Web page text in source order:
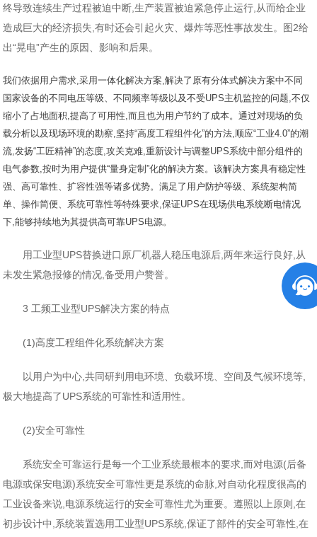
终导致连续生产过程被迫中断,生产装置被迫紧急停止运行,从而给企业
造成巨大的经济损失,有时还会引起火灾、爆炸等恶性事故发生。图2给
出“晃电”产生的原因、影响和后果。
我们依据用户需求,采用一体化解决方案,解决了原有分体式解决方案中不同
国家设备的不同电压等级、不同频率等级以及不受UPS主机监控的问题,不仅
缩小了占地面积,提高了可用性,而且也为用户节约了成本。通过对现场的负
载分析以及现场环境的勘察,坚持“高度工程组件化”的方法,顺应“工业4.0”的潮
流,发扬“工匠精神”的态度,攻关克难,重新设计与调整UPS系统中部分组件的
电气参数,按时为用户提供“量身定制”化的解决方案。该解决方案具有稳定性
强、高可靠性、扩容性强等诸多优势。满足了用户防护等级、系统架构简
单、操作简便、系统可靠性等特殊要求,保证UPS在现场供电系统断电情况
下,能够持续地为其提供高可靠UPS电源。
用工业型UPS替换进口原厂机器人稳压电源后,两年来运行良好,从
未发生紧急报修的情况,备受用户赞誉。
3 工频工业型UPS解决方案的特点
(1)高度工程组件化系统解决方案
以用户为中心,共同研判用电环境、负载环境、空间及气候环境等,
极大地提高了UPS系统的可靠性和适用性。
(2)安全可靠性
系统安全可靠运行是每一个工业系统最根本的要求,而对电源(后备
电源或保安电源)系统安全可靠性更是系统的命脉,对自动化程度很高的
工业设备来说,电源系统运行的安全可靠性尤为重要。遵照以上原则,在
初步设计中,系统装置选用工业型UPS系统,保证了部件的安全可靠性,在